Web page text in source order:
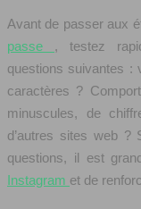
Avant de passer aux
passe , testez
questions suivantes :
caractères ?
minuscules, de
d’autres sites web ?
questions, il est
Instagram et de